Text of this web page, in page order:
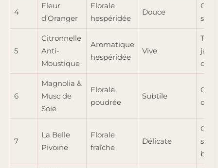
4
Fleur
d’Oranger
Florale
hespéridée
Douce
5
Citronnelle
Anti-
Moustique
Aromatique
hespéridée
Vive
6
Magnolia &
Musc de
Soie
Florale
poudrée
Subtile
7
La Belle
Pivoine
Florale
fraîche
Délicate
bain